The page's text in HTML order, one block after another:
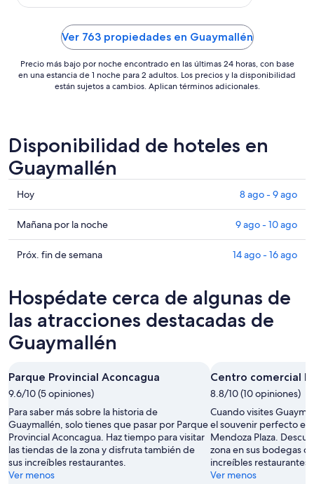
al
16
ago
Ver 763 propiedades en Guaymallén
Precio más bajo por noche encontrado en las últimas 24 horas, con base
en una estancia de 1 noche para 2 adultos. Los precios y la disponibilidad
están sujetos a cambios. Aplican términos adicionales.
Disponibilidad de hoteles en
Guaymallén
Consultar
precios
en
Guaymallén
para
ago
9
ago
Hoy 8 ago - 9 ago
Consultar
precios
en
mañana
la
noche,
ago
-
10
ago
Mañana por la noche 9 ago - 10 ago
Consultar
Guaymallén
para
el
próximo
de
semana,
14
ago
-
16
ago
Próx. fin de semana 14 ago - 16 ago
Hospédate cerca de algunas de
las atracciones destacadas de
Guaymallén
Parque Provincial Aconcagua
9.6/10 (5 opiniones)
Para saber más sobre la historia de
Guaymallén, solo tienes que pasar por Parque
Provincial Aconcagua. Haz tiempo para visitar
las tiendas de la zona y disfruta también de
sus increíbles restaurantes.
Ver menos
Centro comercial
8.8/10 (10 opiniones)
Cuando visites
el souvenir perfecto en
Mendoza Plaza.
zona en sus bodegas
increíbles restaurantes.
Ver menos